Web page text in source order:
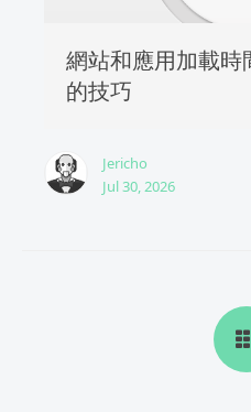
網站和應用加載時
的技巧
Jericho
Jul 30, 2026